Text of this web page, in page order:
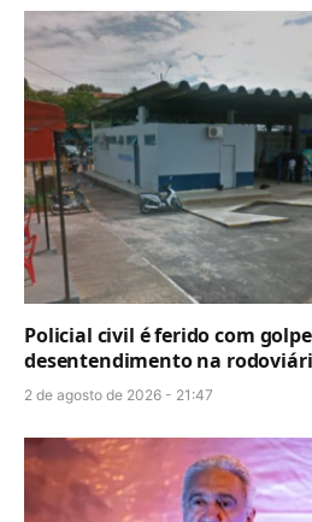
Policial civil é ferido com
desentendimento na
2 de agosto de 2026 - 21:47